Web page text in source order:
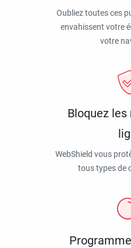
Oubliez toutes ces
envahissent votre
votre
Bloquez les
WebShield vous
tous types de